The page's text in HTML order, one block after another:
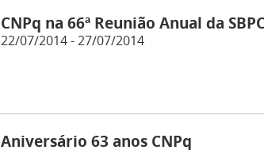
CNPq na 66ª Reunião Anual da
22/07/2014 - 27/07/2014
Aniversário 63 anos CNPq